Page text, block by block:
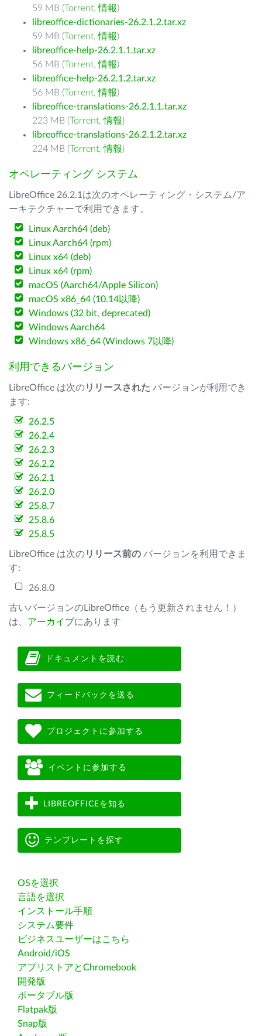
59 MB (Torrent,情報)
libreoffice-dictionaries-26.2.1.2.tar.xz
59 MB (Torrent,情報)
libreoffice-help-26.2.1.1.tar.xz
56 MB (Torrent,情報)
libreoffice-help-26.2.1.2.tar.xz
56 MB (Torrent,情報)
libreoffice-translations-26.2.1.1.tar.xz
223 MB (Torrent,情報)
libreoffice-translations-26.2.1.2.tar.xz
224 MB (Torrent,情報)
オペレーティング システム
LibreOffice 26.2.1は次のオペレーティング・システム/ア
ーキテクチャーで利用できます。
Linux Aarch64 (deb)
Linux Aarch64 (rpm)
Linux x64 (deb)
Linux x64 (rpm)
macOS (Aarch64/Apple Silicon)
macOS x86_64 (10.14以降)
Windows (32 bit, deprecated)
Windows Aarch64
Windows x86_64 (Windows 7以降)
利用できるバージョン
LibreOffice は次のリリースされた バージョンが利用でき
ます:
26.2.5
26.2.4
26.2.3
26.2.2
26.2.1
26.2.0
25.8.7
25.8.6
25.8.5
LibreOffice は次のリリース前の バージョンを利用できま
す:
26.8.0
古いバージョンのLibreOffice（もう更新されません！）
は、 アーカイブにあります
ドキュメントを読む
フィードバックを送る
プロジェクトに参加する
イベントに参加する
LIBREOFFICEを知る
テンプレートを探す
OSを選択
言語を選択
インストール手順
システム要件
ビジネスユーザーはこちら
Android/iOS
アプリストアとChromebook
開発版
ポータブル版
Flatpak版
Snap版